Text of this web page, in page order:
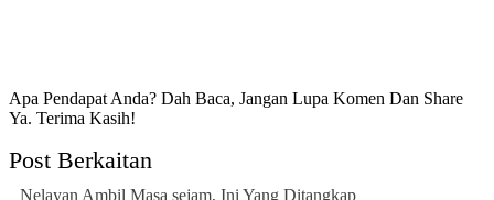
Apa Pendapat Anda? Dah Baca, Jangan Lupa Komen Dan Share
Ya. Terima Kasih!
Post Berkaitan
Nelayan Ambil Masa sejam, Ini Yang Ditangkap